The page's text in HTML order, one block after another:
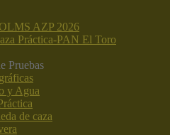
AZP 2026
Práctica-PAN El Toro
Pruebas
y Agua
de caza